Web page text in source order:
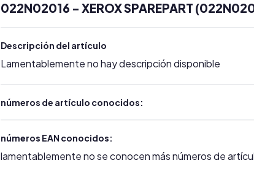
022N02016 - XEROX SPAREPART
Descripción del artículo
Lamentablemente no hay descripción disponible
números de artículo conocidos:
números EAN conocidos:
lamentablemente no se conocen más números de